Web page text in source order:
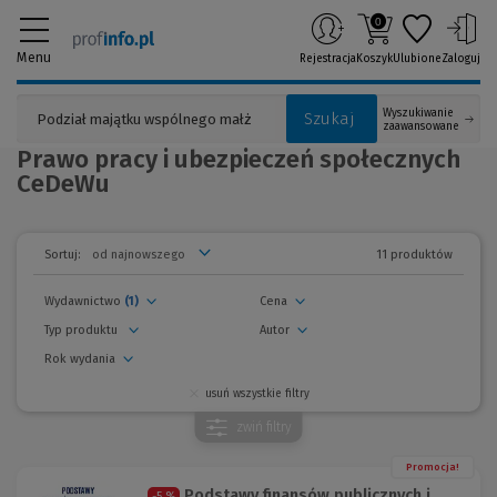
Menu
Szukaj
Wyszukiwanie
zaawansowane
Rejestracja
0
KoszykUlubioneZaloguj
Prawo pracy i ubezpieczeń społecznych
CeDeWu
Sortuj: 11 produktów
Wydawnictwo (1)
Autor
Cena
Rok wydania
Typ produktu
usuń wszystkie filtry
zwiń filtry
Promocja!